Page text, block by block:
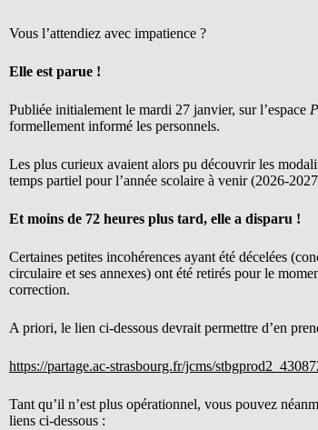
Vous l’attendiez avec impatience ?
Elle est parue !
Publiée initialement le mardi 27 janvier, sur l’espace
formellement informé les personnels.
Les plus curieux avaient alors pu découvrir les
temps partiel pour l’année scolaire à venir (2026-
Et moins de 72 heures plus tard, elle a disparu !
Certaines petites incohérences ayant été décelées
circulaire et ses annexes) ont été retirés pour le
correction.
A priori, le lien ci-dessous devrait permettre d’en
https://partage.ac-strasbourg.fr/jcms/
Tant qu’il n’est plus opérationnel, vous pouvez
liens ci-dessous :